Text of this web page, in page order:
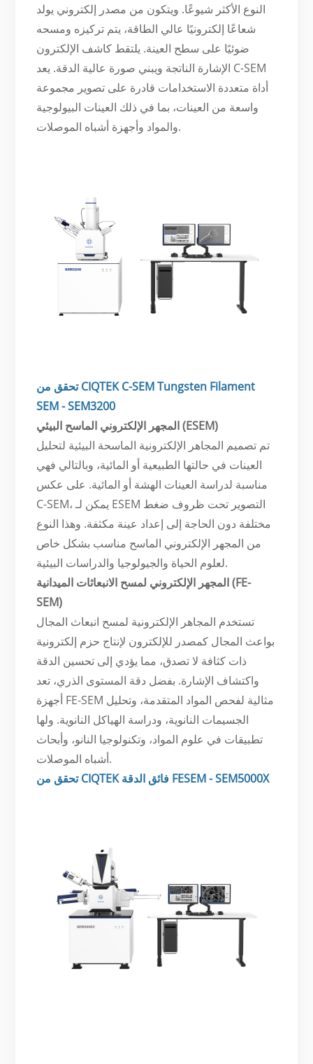
النوع الأكثر شيوعًا. ويتكون من مصدر إلكتروني يولد
شعاعًا إلكترونيًا عالي الطاقة، يتم تركيزه ومسحه
ضوئيًا على سطح العينة. يلتقط كاشف الإلكترون
الإشارة الناتجة ويبني صورة عالية الدقة. يعد C-SEM
أداة متعددة الاستخدامات قادرة على تصوير مجموعة
واسعة من العينات، بما في ذلك العينات البيولوجية
والمواد وأجهزة أشباه الموصلات.
تحقق من CIQTEK C-SEM Tungsten Filament
SEM - SEM3200
المجهر الإلكتروني الماسح البيئي (ESEM)
تم تصميم المجاهر الإلكترونية الماسحة البيئية لتحليل
العينات في حالتها الطبيعية أو المائية، وبالتالي فهي
مناسبة لدراسة العينات الهشة أو المائية. على عكس
C-SEM، يمكن لـ ESEM التصوير تحت ظروف ضغط
مختلفة دون الحاجة إلى إعداد عينة مكثفة. وهذا النوع
من المجهر الإلكتروني الماسح مناسب بشكل خاص
لعلوم الحياة والجيولوجيا والدراسات البيئية.
المجهر الإلكتروني لمسح الانبعاثات الميدانية (FE-
SEM)
تستخدم المجاهر الإلكترونية لمسح انبعاث المجال
بواعث المجال كمصدر للإلكترون لإنتاج حزم إلكترونية
ذات كثافة لا تصدق، مما يؤدي إلى تحسين الدقة
واكتشاف الإشارة. بفضل دقة المستوى الذري، تعد
أجهزة FE-SEM مثالية لفحص المواد المتقدمة، وتحليل
الجسيمات النانوية، ودراسة الهياكل النانوية. ولها
تطبيقات في علوم المواد، وتكنولوجيا النانو، وأبحاث
أشباه الموصلات.
تحقق من CIQTEK فائق الدقة FESEM - SEM5000X